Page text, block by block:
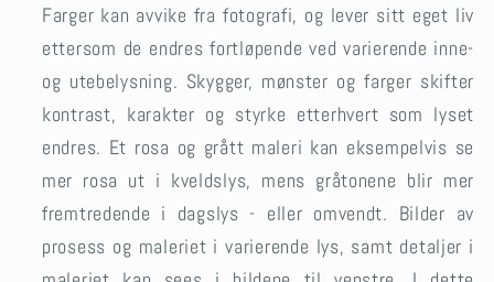
Farger kan avvike fra fotografi, og lever sitt eget liv
ettersom de endres fortløpende ved varierende inne-
og utebelysning. Skygger, mønster og farger skifter
kontrast, karakter og styrke etterhvert som lyset
endres. Et rosa og grått maleri kan eksempelvis se
mer rosa ut i kveldslys, mens gråtonene blir mer
fremtredende i dagslys - eller omvendt. Bilder av
prosess og maleriet i varierende lys, samt detaljer i